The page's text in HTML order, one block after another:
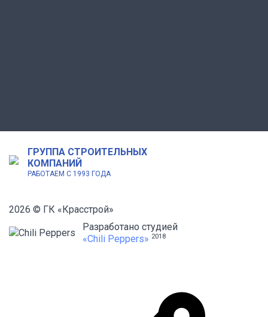
ГРУППА СТРОИТЕЛЬНЫХ
КОМПАНИЙ
РАБОТАЕМ С 1993 ГОДА
2026 © ГК «Красстрой»
Разработано студией
«Chili Peppers» 2018